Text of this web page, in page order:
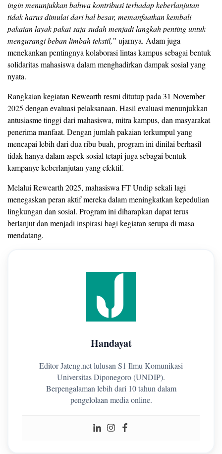
ingin menunjukkan bahwa kontribusi terhadap keberlanjutan
tidak harus dimulai dari hal besar, memanfaatkan kembali
pakaian layak pakai saja sudah menjadi langkah penting untuk
mengurangi beban limbah tekstil,” ujarnya. Adam juga
menekankan pentingnya kolaborasi lintas kampus sebagai bentuk
solidaritas mahasiswa dalam menghadirkan dampak sosial yang
nyata.
Rangkaian kegiatan Rewearth resmi ditutup pada 31 November
2025 dengan evaluasi pelaksanaan. Hasil evaluasi menunjukkan
antusiasme tinggi dari mahasiswa, mitra kampus, dan masyarakat
penerima manfaat. Dengan jumlah pakaian terkumpul yang
mencapai lebih dari dua ribu buah, program ini dinilai berhasil
tidak hanya dalam aspek sosial tetapi juga sebagai bentuk
kampanye keberlanjutan yang efektif.
Melalui Rewearth 2025, mahasiswa FT Undip sekali lagi
menegaskan peran aktif mereka dalam meningkatkan kepedulian
lingkungan dan sosial. Program ini diharapkan dapat terus
berlanjut dan menjadi inspirasi bagi kegiatan serupa di masa
mendatang.
Handayat
Editor Jateng.net lulusan S1 Ilmu Komunikasi
Universitas Diponegoro (UNDIP).
Berpengalaman lebih dari 10 tahun dalam
pengelolaan media online.